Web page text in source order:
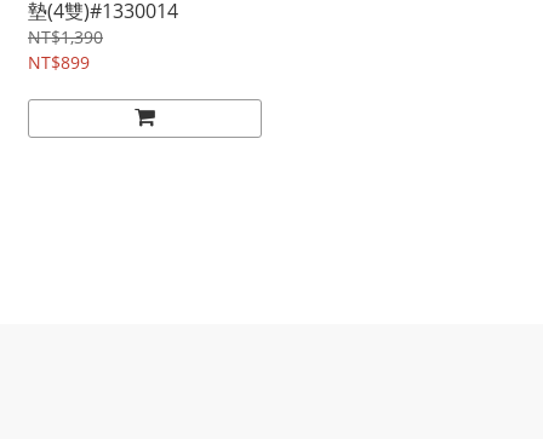
墊(4雙)#1330014
NT$1,390
NT$899